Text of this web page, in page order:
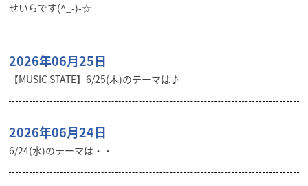
せいらです(^_-)-☆
2026年06月25日
【MUSIC STATE】6/25(木)のテーマは♪
2026年06月24日
6/24(水)のテーマは・・